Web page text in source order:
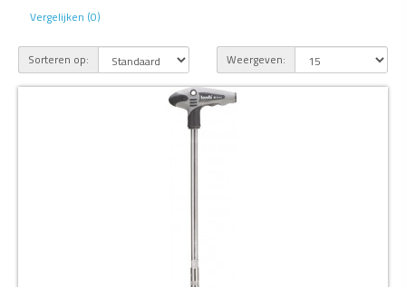
Vergelijken (0)
Sorteren op: Weergeven: